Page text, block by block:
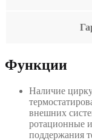
Функции
Наличие
внешних
ротационные
поддержания